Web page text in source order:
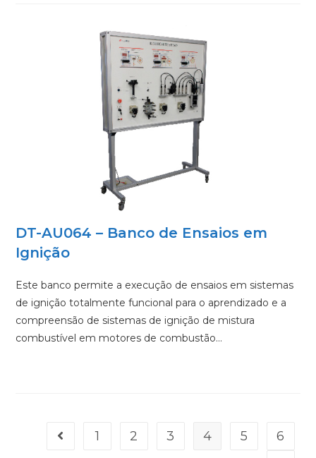
DT-AU064 – Banco de Ensaios em
Ignição
Este banco permite a execução de ensaios em sistemas
de ignição totalmente funcional para o aprendizado e a
compreensão de sistemas de ignição de mistura
combustível em motores de combustão…
1 2 3 4 5 6